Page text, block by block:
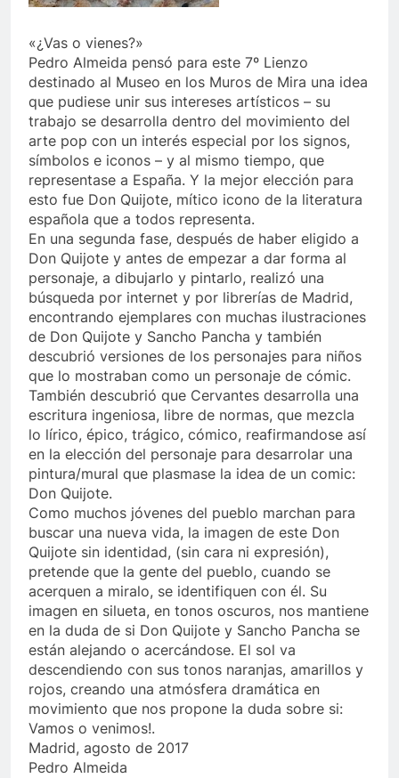
«¿Vas o vienes?»
Pedro Almeida pensó para este 7º Lienzo
destinado al Museo en los Muros de Mira una idea
que pudiese unir sus intereses artísticos – su
trabajo se desarrolla dentro del movimiento del
arte pop con un interés especial por los signos,
símbolos e iconos – y al mismo tiempo, que
representase a España. Y la mejor elección para
esto fue Don Quijote, mítico icono de la literatura
española que a todos representa.
En una segunda fase, después de haber eligido a
Don Quijote y antes de empezar a dar forma al
personaje, a dibujarlo y pintarlo, realizó una
búsqueda por internet y por librerías de Madrid,
encontrando ejemplares con muchas ilustraciones
de Don Quijote y Sancho Pancha y también
descubrió versiones de los personajes para niños
que lo mostraban como un personaje de cómic.
También descubrió que Cervantes desarrolla una
escritura ingeniosa, libre de normas, que mezcla
lo lírico, épico, trágico, cómico, reafirmandose así
en la elección del personaje para desarrolar una
pintura/mural que plasmase la idea de un comic:
Don Quijote.
Como muchos jóvenes del pueblo marchan para
buscar una nueva vida, la imagen de este Don
Quijote sin identidad, (sin cara ni expresión),
pretende que la gente del pueblo, cuando se
acerquen a miralo, se identifiquen con él. Su
imagen en silueta, en tonos oscuros, nos mantiene
en la duda de si Don Quijote y Sancho Pancha se
están alejando o acercándose. El sol va
descendiendo con sus tonos naranjas, amarillos y
rojos, creando una atmósfera dramática en
movimiento que nos propone la duda sobre si:
Vamos o venimos!.
Madrid, agosto de 2017
Pedro Almeida